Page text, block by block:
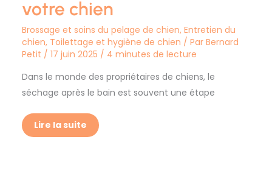
votre chien
Brossage et soins du pelage de chien, Entretien du
chien, Toilettage et hygiène de chien / Par Bernard
Petit / 17 juin 2025 / 4 minutes de lecture
Dans le monde des propriétaires de chiens, le
séchage après le bain est souvent une étape
Lire la suite